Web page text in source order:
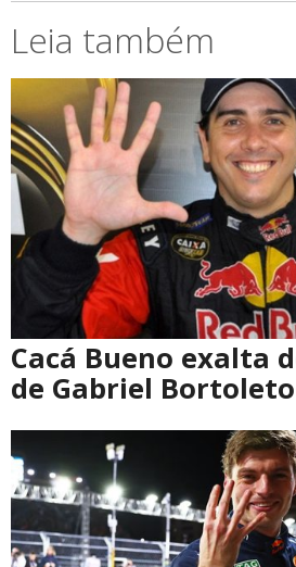
Leia também
Cacá Bueno exalta
de Gabriel Bortoleto